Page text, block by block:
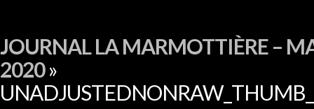
JOURNAL LA MARMOTTIÈRE –
2020»